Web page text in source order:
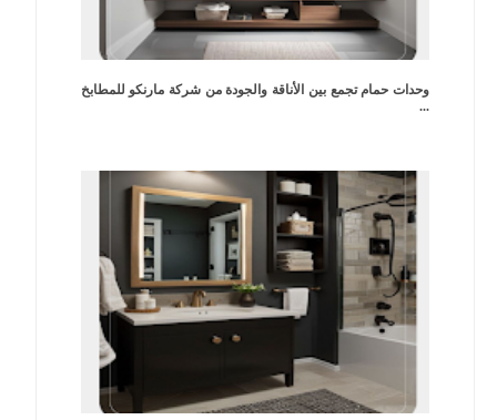
وحدات حمام تجمع بين الأناقة والجودة من شركة مارنكو للمطابخ
...